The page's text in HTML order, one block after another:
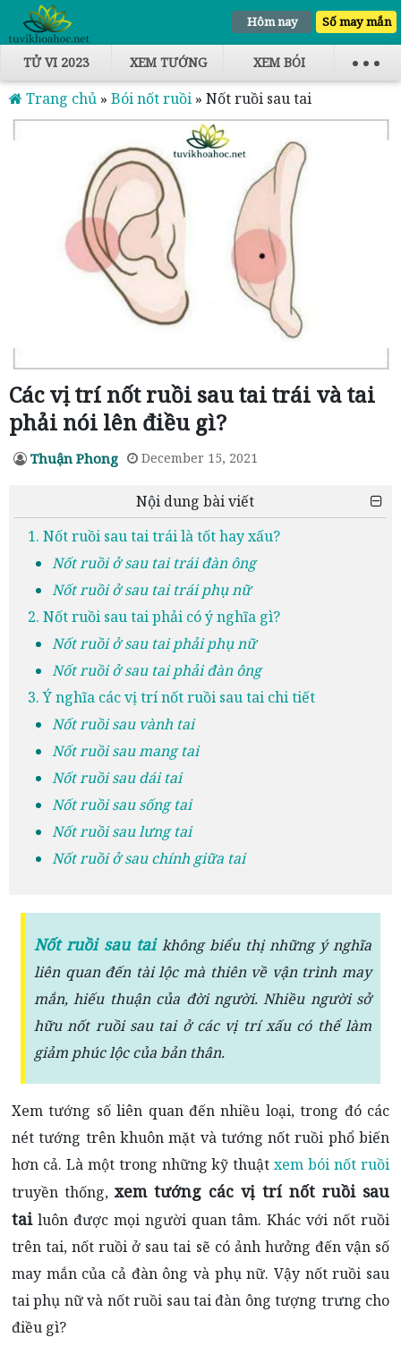
Hôm nay Số may mắn
TỬ VI 2023 XEM TƯỚNG XEM BÓI
Trang chủ » Bói nốt ruồi » Nốt ruồi sau tai
Các vị trí nốt ruồi sau tai trái và tai
phải nói lên điều gì?
Thuận Phong December 15, 2021
Nội dung bài viết
1. Nốt ruồi sau tai trái là tốt hay xấu?
Nốt ruồi ở sau tai trái đàn ông
Nốt ruồi ở sau tai trái phụ nữ
2. Nốt ruồi sau tai phải có ý nghĩa gì?
Nốt ruồi ở sau tai phải phụ nữ
Nốt ruồi ở sau tai phải đàn ông
3. Ý nghĩa các vị trí nốt ruồi sau tai chi tiết
Nốt ruồi sau vành tai
Nốt ruồi sau mang tai
Nốt ruồi sau dái tai
Nốt ruồi sau sống tai
Nốt ruồi sau lưng tai
Nốt ruồi ở sau chính giữa tai
Nốt ruồi sau tai không biểu thị những ý nghĩa
liên quan đến tài lộc mà thiên về vận trình may
mắn, hiếu thuận của đời người. Nhiều người sở
hữu nốt ruồi sau tai ở các vị trí xấu có thể làm
giảm phúc lộc của bản thân.
Xem tướng số liên quan đến nhiều loại, trong đó các
nét tướng trên khuôn mặt và tướng nốt ruồi phổ biến
hơn cả. Là một trong những kỹ thuậtxem bói nốt ruồi
truyền thống, xem tướng các vị trí nốt ruồi sau
tailuôn được mọi người quan tâm. Khác với nốt ruồi
trên tai, nốt ruồi ở sau tai sẽ có ảnh hưởng đến vận số
may mắn của cả đàn ông và phụ nữ. Vậy nốt ruồi sau
tai phụ nữ và nốt ruồi sau tai đàn ông tượng trưng cho
điều gì?